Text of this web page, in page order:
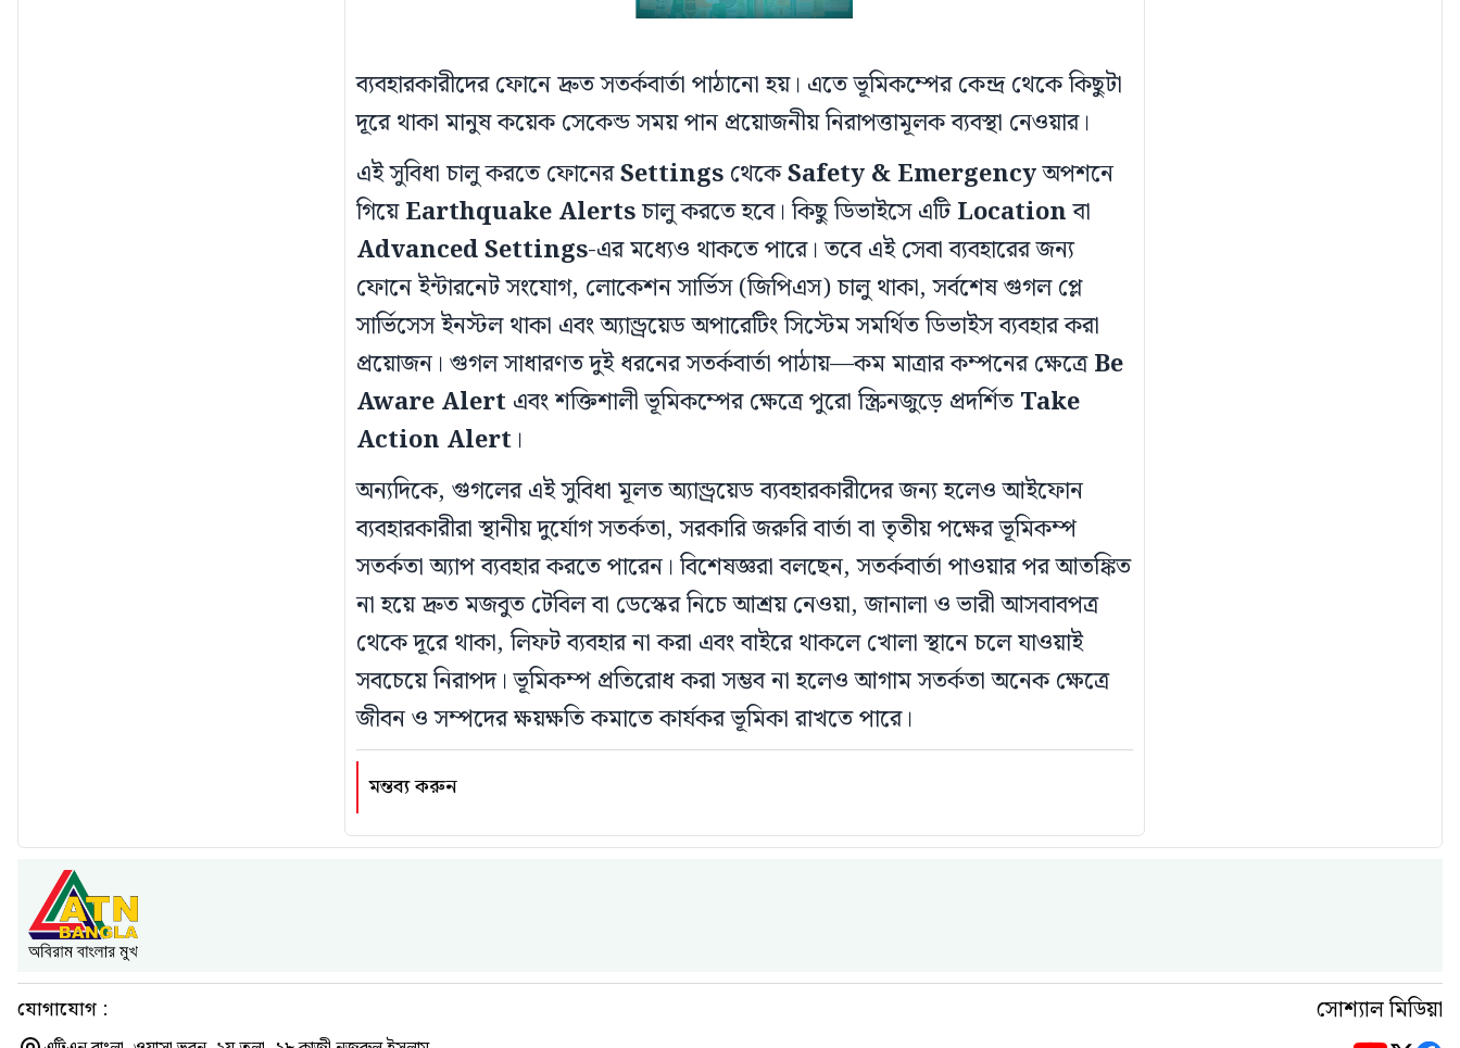
ব্যবহারকারীদের ফোনে দ্রুত সতর্কবার্তা পাঠানো হয়। এতে ভূমিকম্পের কেন্দ্র থেকে কিছুটা
দূরে থাকা মানুষ কয়েক সেকেন্ড সময় পান প্রয়োজনীয় নিরাপত্তামূলক ব্যবস্থা নেওয়ার।
এই সুবিধা চালু করতে ফোনেরSettingsথেকেSafety & Emergencyঅপশনে
গিয়েEarthquake Alertsচালু করতে হবে। কিছু ডিভাইসে এটিLocationবা
Advanced Settings-এর মধ্যেও থাকতে পারে। তবে এই সেবা ব্যবহারের জন্য
ফোনে ইন্টারনেট সংযোগ, লোকেশন সার্ভিস (জিপিএস) চালু থাকা, সর্বশেষ গুগল প্লে
সার্ভিসেস ইনস্টল থাকা এবং অ্যান্ড্রয়েড অপারেটিং সিস্টেম সমর্থিত ডিভাইস ব্যবহার করা
প্রয়োজন। গুগল সাধারণত দুই ধরনের সতর্কবার্তা পাঠায়—কম মাত্রার কম্পনের ক্ষেত্রেBe
Aware Alertএবং শক্তিশালী ভূমিকম্পের ক্ষেত্রে পুরো স্ক্রিনজুড়ে প্রদর্শিতTake
Action Alert।
অন্যদিকে, গুগলের এই সুবিধা মূলত অ্যান্ড্রয়েড ব্যবহারকারীদের জন্য হলেও আইফোন
ব্যবহারকারীরা স্থানীয় দুর্যোগ সতর্কতা, সরকারি জরুরি বার্তা বা তৃতীয় পক্ষের ভূমিকম্প
সতর্কতা অ্যাপ ব্যবহার করতে পারেন। বিশেষজ্ঞরা বলছেন, সতর্কবার্তা পাওয়ার পর আতঙ্কিত
না হয়ে দ্রুত মজবুত টেবিল বা ডেস্কের নিচে আশ্রয় নেওয়া, জানালা ও ভারী আসবাবপত্র
থেকে দূরে থাকা, লিফট ব্যবহার না করা এবং বাইরে থাকলে খোলা স্থানে চলে যাওয়াই
সবচেয়ে নিরাপদ। ভূমিকম্প প্রতিরোধ করা সম্ভব না হলেও আগাম সতর্কতা অনেক ক্ষেত্রে
জীবন ও সম্পদের ক্ষয়ক্ষতি কমাতে কার্যকর ভূমিকা রাখতে পারে।
মন্তব্য করুন
যোগাযোগ : সোশ্যাল মিডিয়া